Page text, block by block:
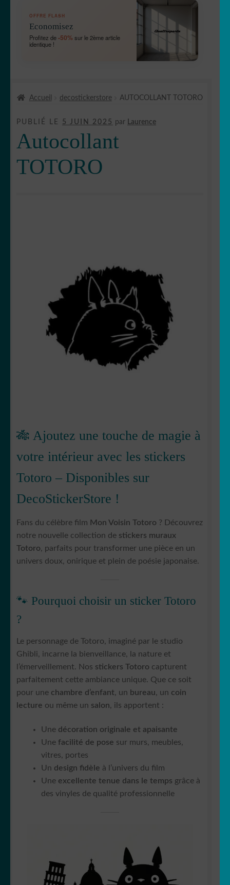
OUVRIR
MENU
OUVRIR
MENU
OUVRIR
ENFANT
LE
🐣 Décoration chambre Enfants
Générateur de sticker
OFFRE FLASH
Economisez
Profitez de-50%sur le 2ème article
identique !
Accueil decostickerstore AUTOCOLLANT TOTORO
PUBLIÉ LE 5 JUIN 2025 par Laurence
Autocollant
TOTORO
🎋 Ajoutez une touche de magie à
votre intérieur avec les stickers
Totoro – Disponibles sur
DecoStickerStore !
Fans du célèbre film Mon Voisin Totoro ? Découvrez
notre nouvelle collection de stickers muraux
Totoro, parfaits pour transformer une pièce en un
univers doux, onirique et plein de poésie japonaise.
🐾 Pourquoi choisir un sticker Totoro
?
Le personnage de Totoro, imaginé par le studio
Ghibli, incarne la bienveillance, la nature et
l’émerveillement. Nos stickers Totoro capturent
parfaitement cette ambiance unique. Que ce soit
pour une chambre d’enfant, un bureau, un coin
lecture ou même un salon, ils apportent :
Une décoration originale et apaisante
Une facilité de pose sur murs, meubles,
vitres, portes
Un design fidèle à l’univers du film
Une excellente tenue dans le temps grâce à
des vinyles de qualité professionnelle